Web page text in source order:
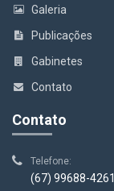
Galeria
Publicações
Gabinetes
Contato
Contato
Telefone:
(67) 99688-4261